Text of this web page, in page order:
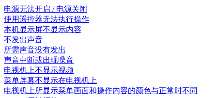
电源无法开启 / 电源关闭
使用遥控器无法执行操作
本机显示屏不显示内容
不发出声音
所需声音没有发出
声音中断或出现噪音
电视机上不显示视频
菜单屏幕不显示在电视机上
电视机上所显示菜单画面和操作内容的颜色与正常时不同